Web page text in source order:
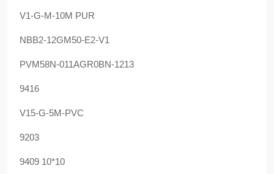
V1-G-M-10M PUR
NBB2-12GM50-E2-V1
PVM58N-011AGR0BN-1213
9416
V15-G-5M-PVC
9203
9409 10*10